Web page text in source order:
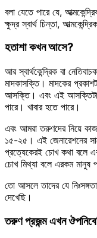
বলা যেতে পারে যে,
ক্ষুদ্র স্বার্থ চিন্তা,
হতাশা কখন আসে?
আর স্বার্থকেন্দ্রিক বা
মাদকাসক্তি। মাদকের
আসক্তি। এবং এই আসক্তিটা
পারে। খাবার হতে পারে।
এবং আমরা তরুণদের নিয়ে
১৫-২৫। এই জেনারেশনের
প্রত্যেকেরই চোখ কথা বলে
চোখ মিথ্যা বলে এরকম মানুষ
তো আসলে তাদের যে
দেখেছি।
তরুণ প্রজন্ম এখন